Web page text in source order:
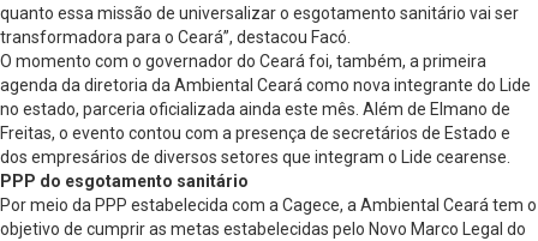
quanto essa missão de universalizar o esgotamento sanitário vai ser
transformadora para o Ceará”, destacou Facó.
O momento com o governador do Ceará foi, também, a primeira
agenda da diretoria da Ambiental Ceará como nova integrante do Lide
no estado, parceria oficializada ainda este mês. Além de Elmano de
Freitas, o evento contou com a presença de secretários de Estado e
dos empresários de diversos setores que integram o Lide cearense.
PPP do esgotamento sanitário
Por meio da PPP estabelecida com a Cagece, a Ambiental Ceará tem o
objetivo de cumprir as metas estabelecidas pelo Novo Marco Legal do